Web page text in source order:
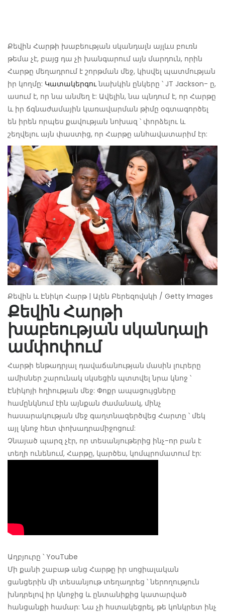
Քեվին Հարթի խաբեության սկանդալն այլևս բուռն
թեմա չէ, բայց դա չի խանգարում այն ​​մարդուն, որին
Հարթը մեղադրում է շորթման մեջ, կիսվել պատմության
իր կողմը: Կատակերգունախկին ընկերը ՝ JT Jackson- ը,
ասում է, որ նա անմեղ է: Ավելին, նա պնդում է, որ Հարթը
և իր ճգնաժամային կառավարման թիմը օգտագործել
են իրեն որպես քավության նոխազ ՝ փորձելու և
շեղվելու այն փաստից, որ Հարթը անհավատարիմ էր:
Քեվին և Էնիկո Հարթ | Ալեն Բերեզովսկի / Getty Images
Քեվին Հարթի
խաբեության սկանդալի
ամփոփում
Հարթի ենթադրյալ դավաճանության մասին լուրերը
ամիսներ շարունակ սկսեցին պտտվել նրա կնոջ ՝
Էնիկոյի հղիության մեջ: Փոքր ապացույցները
համընկնում էին այնքան ժամանակ, մինչ
հասարակության մեջ գաղտնազերծվեց Հարտը ՝ մեկ
այլ կնոջ հետ փոխադրամիջոցում:
Չնայած պարզ չէր, որ տեսանյութերից ինչ-որ բան է
տեղի ունենում, Հարթը, կարծես, կոմպրոմատում էր:
Աղբյուրը ՝ YouTube
Մի քանի շաբաթ անց Հարթը իր սոցիալական
ցանցերին մի տեսանյութ տեղադրեց ՝ ներողություն
խնդրելով իր կնոջից և ընտանիքից կատարված
հանցանքի համար: Նա չի հստակեցրել, թե կոնկրետ ինչ